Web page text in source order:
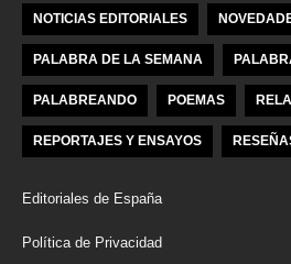
NOTICIAS EDITORIALES
PALABRA DE LA SEMANA
PALABREANDO POEMAS
REPORTAJES Y ENSAYOS
Editoriales de España
Política de Privacidad